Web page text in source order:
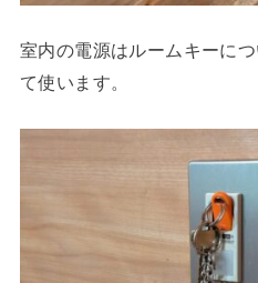
室内の電源はルームキーに
て使います。